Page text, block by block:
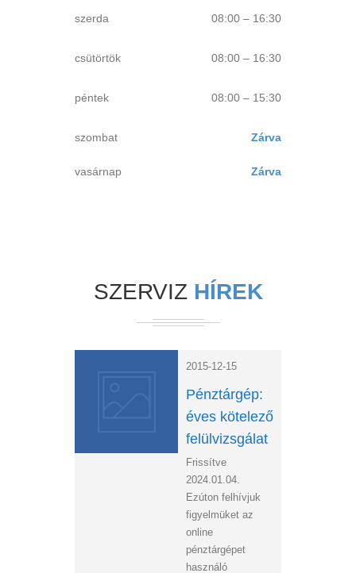
szerda 08:00 – 16:30
csütörtök 08:00 – 16:30
péntek 08:00 – 15:30
szombat Zárva
vasárnap Zárva
SZERVIZ HÍREK
2015-12-15
Pénztárgép:
éves kötelező
felülvizsgálat
Frissítve
2024.01.04.
Ezúton felhívjuk
figyelmüket az
online
pénztárgépet
használó